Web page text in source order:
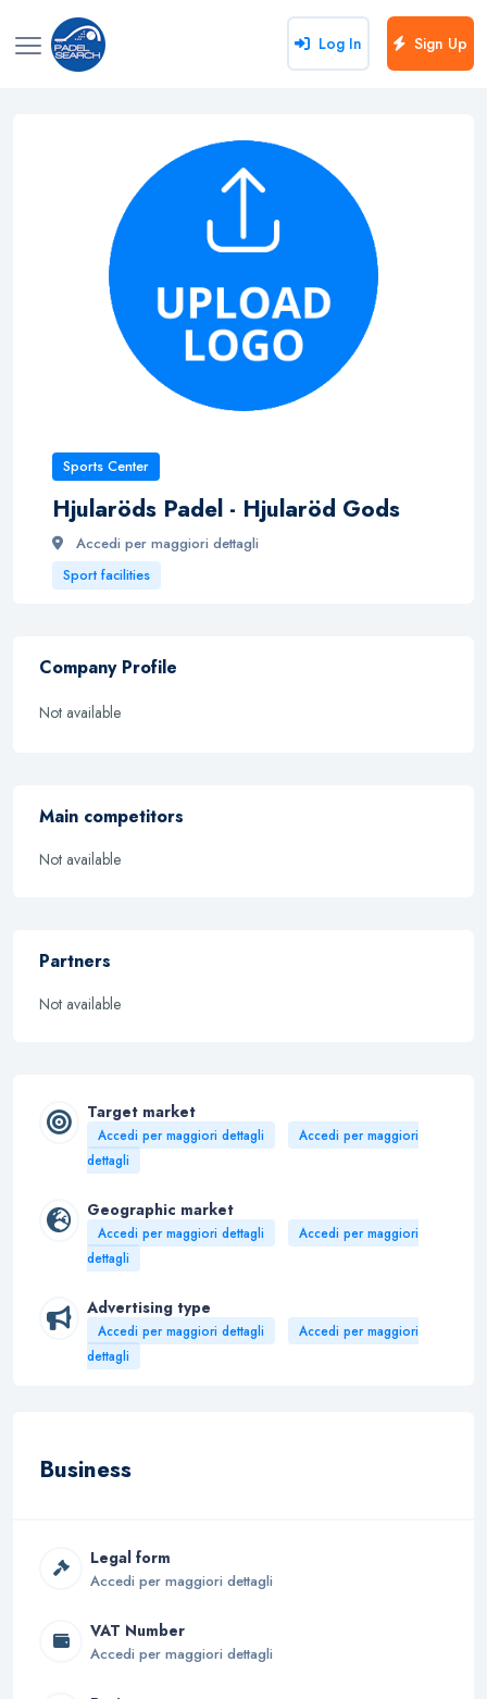
Log In Sign Up
Sports Center
Hjularöds Padel - Hjularöd Gods
Accedi per maggiori dettagli
Sport facilities
Company Profile
Not available
Main competitors
Not available
Partners
Not available
Target market
Accedi per maggiori dettagli
Accedi per maggiori
dettagli
Geographic market
Accedi per maggiori dettagli
Accedi per maggiori
dettagli
Advertising type
Accedi per maggiori dettagli
Accedi per maggiori
dettagli
Business
Legal form
Accedi per maggiori dettagli
VAT Number
Accedi per maggiori dettagli